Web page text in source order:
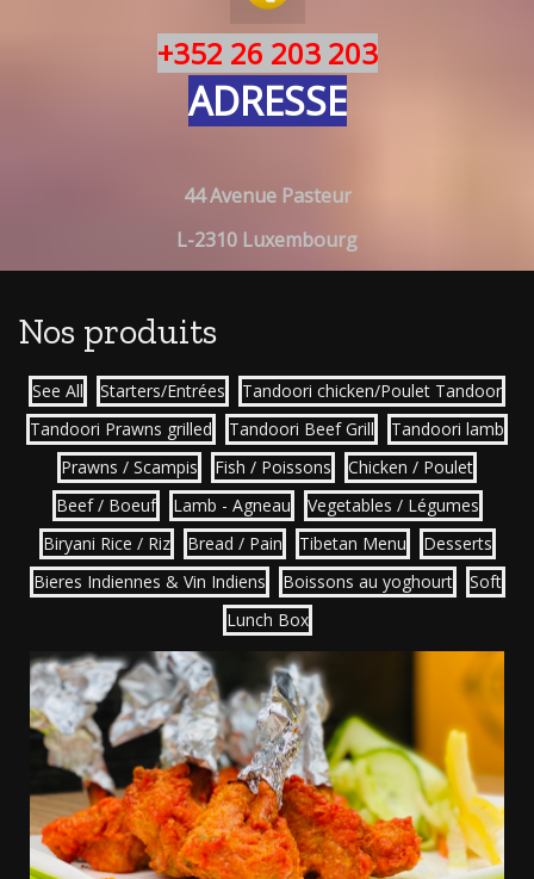
+352 26 203 203
ADRESSE
44 Avenue Pasteur
L-2310 Luxembourg
Nos produits
See All Starters/Entrées
Tandoori chicken/Poulet Tandoor
Tandoori Prawns grilled
Tandoori Beef Grill
Tandoori lamb
Prawns / Scampis
Fish / Poissons
Chicken / Poulet
Beef / Boeuf
Lamb - Agneau
Vegetables / Légumes
Biryani Rice / Riz
Bread / Pain Tibetan Menu
Desserts
Bieres Indiennes & Vin Indiens
Boissons au yoghourt
Soft
Lunch Box